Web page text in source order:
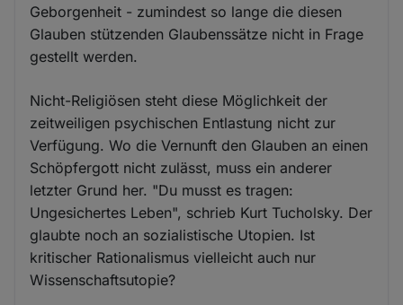
Geborgenheit - zumindest so lange die diesen
Glauben stützenden Glaubenssätze nicht in Frage
gestellt werden.
Nicht-Religiösen steht diese Möglichkeit der
zeitweiligen psychischen Entlastung nicht zur
Verfügung. Wo die Vernunft den Glauben an einen
Schöpfergott nicht zulässt, muss ein anderer
letzter Grund her. "Du musst es tragen:
Ungesichertes Leben", schrieb Kurt Tucholsky. Der
glaubte noch an sozialistische Utopien. Ist
kritischer Rationalismus vielleicht auch nur
Wissenschaftsutopie?